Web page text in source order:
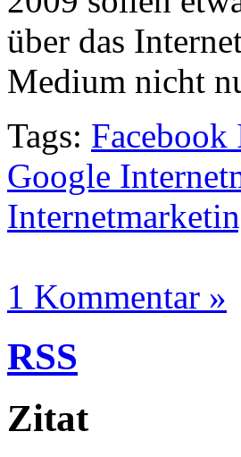
über das
Medium nicht
Tags:
Google
1 Kommentar »
RSS
Zitat